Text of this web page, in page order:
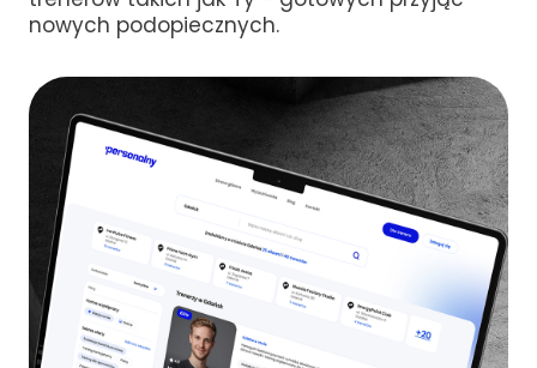
nowych podopiecznych.